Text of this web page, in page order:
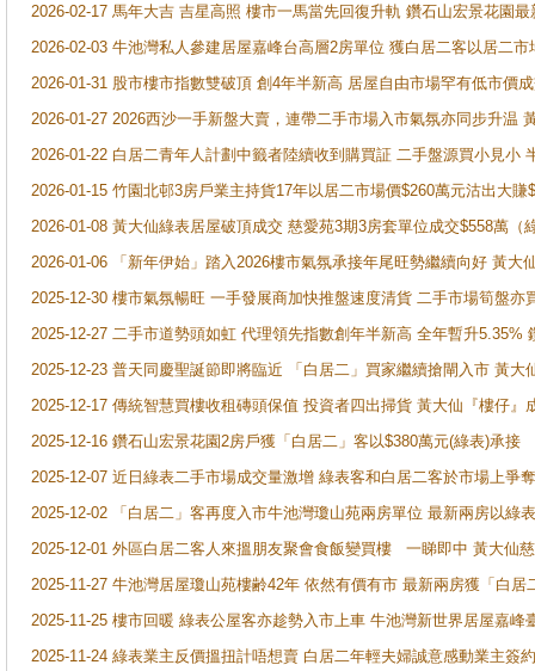
2026-02-17 馬年大吉 吉星高照 樓市一馬當先回復升軌 鑽石山宏景花園
2026-02-03 牛池灣私人參建居屋嘉峰台高層2房單位 獲白居二客以居二市
2026-01-31 股市樓市指數雙破頂 創4年半新高 居屋自由市場罕有低市價
2026-01-27 2026西沙一手新盤大賣，連帶二手市場入市氣氛亦同步升温
2026-01-22 白居二青年人計劃中籤者陸續收到購買証 二手盤源買小見小
2026-01-15 竹園北邨3房戶業主持貨17年以居二市場價$260萬元沽出大賺
2026-01-08 黃大仙綠表居屋破頂成交 慈愛苑3期3房套單位成交$558萬（
2026-01-06 「新年伊始」踏入2026樓市氣氛承接年尾旺勢繼續向好 黃
2025-12-30 樓市氣氛暢旺 一手發展商加快推盤速度清貨 二手市場筍盤
2025-12-27 二手市道勢頭如虹 代理領先指數創年半新高 全年暫升5.35%
2025-12-23 普天同慶聖誕節即將臨近 「白居二」買家繼續搶閘入市 黃
2025-12-17 傳統智慧買樓收租磚頭保值 投資者四出掃貨 黃大仙『樓仔
2025-12-16 鑽石山宏景花園2房戶獲「白居二」客以$380萬元(綠表)承接
2025-12-07 近日綠表二手市場成交量激增 綠表客和白居二客於市場上
2025-12-02 「白居二」客再度入市牛池灣瓊山苑兩房單位 最新兩房以綠
2025-12-01 外區白居二客人來搵朋友聚會食飯變買樓 一睇即中 黃大仙
2025-11-27 牛池灣居屋瓊山苑樓齢42年 依然有價有市 最新兩房獲「白居
2025-11-25 樓市回暖 綠表公屋客亦趁勢入市上車 牛池灣新世界居屋嘉峰
2025-11-24 綠表業主反價搵扭計唔想賣 白居二年輕夫婦誠意感動業主簽